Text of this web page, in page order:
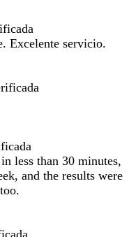
Excelente servicio.
less than 30 minutes,
and the results were